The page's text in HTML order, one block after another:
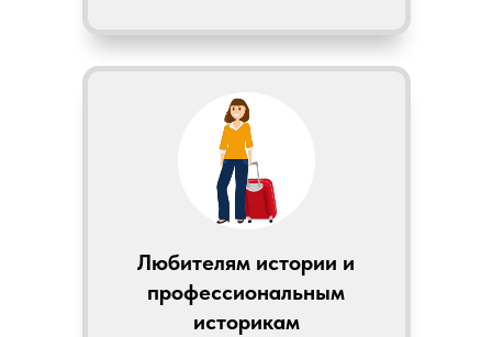
Любителям истории и
профессиональным
историкам